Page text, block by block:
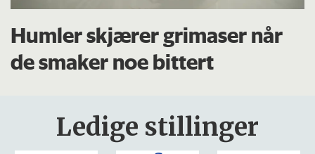
Humler skjærer grimaser når
de smaker noe bittert
Ledige stillinger